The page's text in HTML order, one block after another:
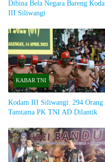
Dibina Bela Negara Bareng
III Siliwangi
KABAR TNI
Kodam III Siliwangi: 294 Orang
Tamtama PK TNI AD Dilantik